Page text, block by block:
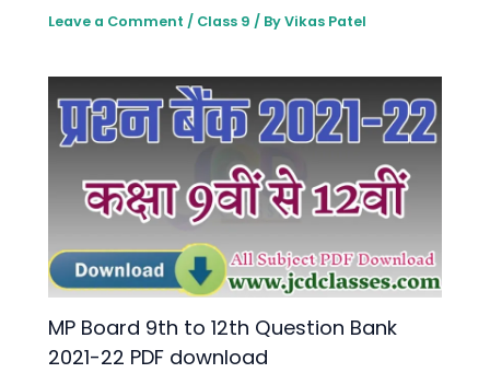
Leave a Comment / Class 9 / ByVikas Patel
MP Board 9th to 12th Question Bank
2021-22 PDF download